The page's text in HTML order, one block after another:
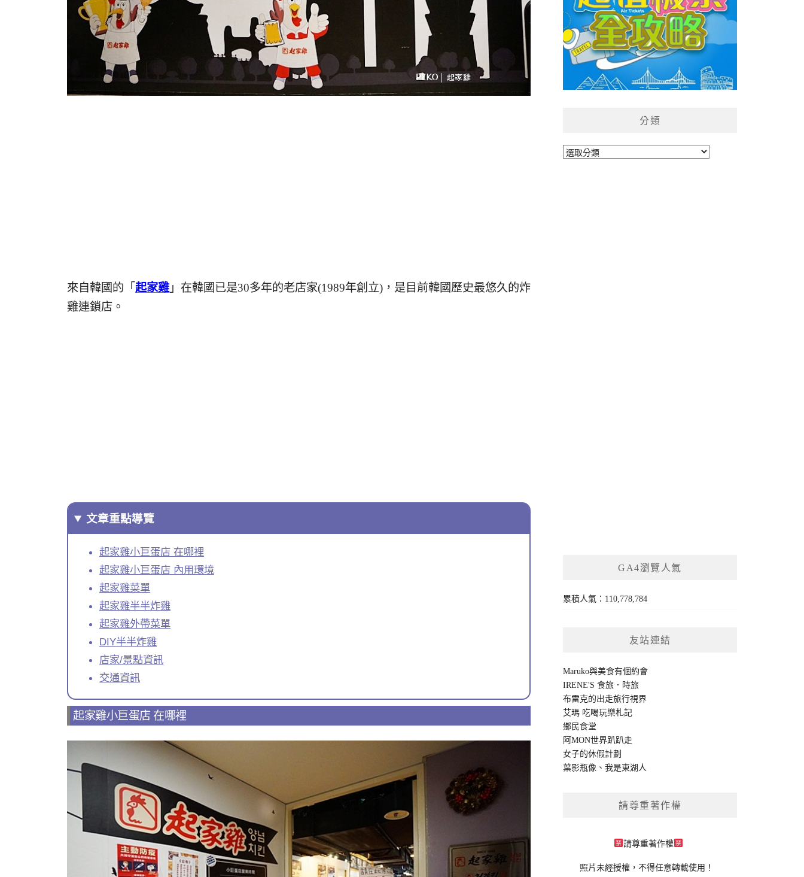
來自韓國的「 起家雞 」在韓國已是30多年的老店家(1989年創立)，是目前韓國歷史最悠久的炸
雞連鎖店。
文章重點導覽
起家雞小巨蛋店 在哪裡
起家雞小巨蛋店 內用環境
起家雞菜單
起家雞半半炸雞
起家雞外帶菜單
DIY半半炸雞
店家/景點資訊
交通資訊
起家雞小巨蛋店 在哪裡
分類
分
GA4瀏覽人氣
累積人氣：110,778,784
友站連結
Maruko與美食有個約會
IRENE'S 食旅．時旅
布雷克的出走旅行視界
艾瑪 吃喝玩樂札記
鄉民食堂
阿MON世界趴趴走
女子的休假計劃
葉影瓶像 、我是東湖人
請尊重著作權
請尊重著作權
照片未經授權，不得任意轉載使用！